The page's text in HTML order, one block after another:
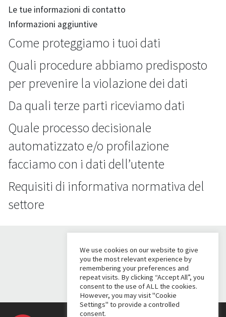
Le tue informazioni di contatto
Informazioni aggiuntive
Come proteggiamo i tuoi dati
Quali procedure abbiamo predisposto
per prevenire la violazione dei dati
Da quali terze parti riceviamo dati
Quale processo decisionale
automatizzato e/o profilazione
facciamo con i dati dell’utente
Requisiti di informativa normativa del
settore
We use cookies on our website to give
you the most relevant experience by
remembering your preferences and
repeat visits. By clicking “Accept All”, you
consent to the use of ALL the cookies.
However, you may visit "Cookie
Settings" to provide a controlled
consent.